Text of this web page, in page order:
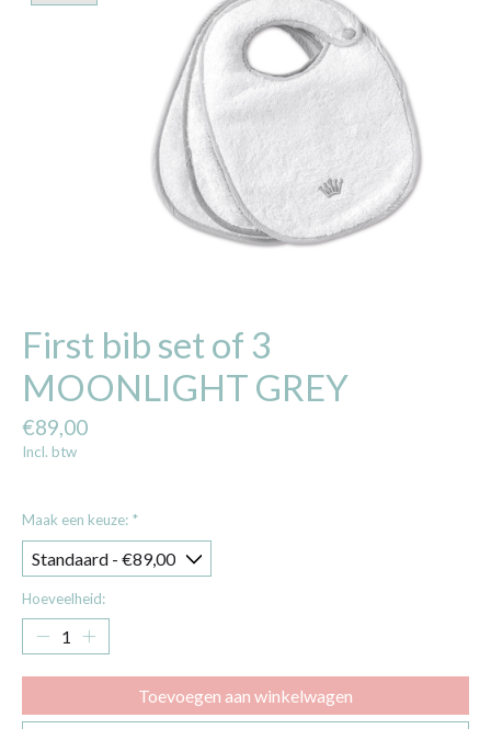
First bib set of 3
MOONLIGHT GREY
€89,00
Incl. btw
Maak een keuze: *
Hoeveelheid:
Toevoegen aan winkelwagen